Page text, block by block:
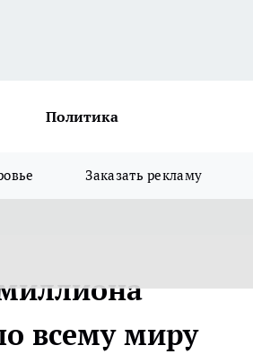
Политика
Заказать рекламу
всему миру